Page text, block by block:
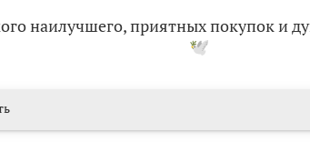
наилучшего, приятных покупок и